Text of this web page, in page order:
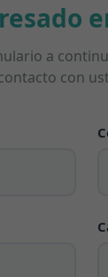
a
con